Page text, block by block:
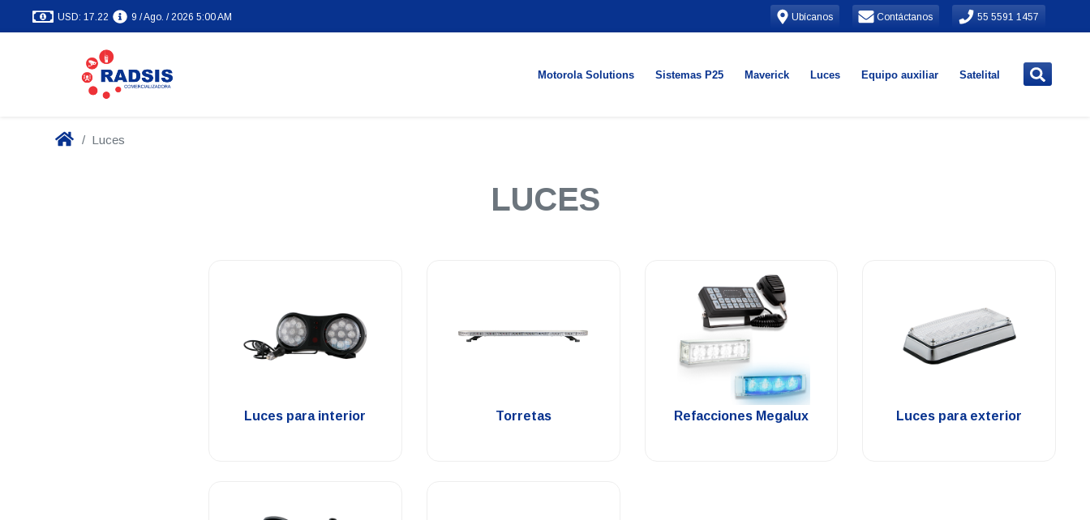
USD: 17.22 9 / Ago. / 2026 5:00 AM Ubícanos Contáctanos 55 5591 1457
Motorola Solutions Sistemas P25 Maverick Luces Equipo auxiliar Satelital
Luces
LUCES
Luces para interior Torretas Refacciones Megalux Luces para exterior